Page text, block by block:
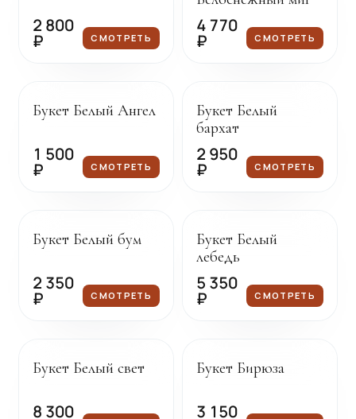
2 800
₽ СМОТРЕТЬ
4 770
₽ СМОТРЕТЬ
Букет Белый Ангел
1 500
₽ СМОТРЕТЬ
Букет Белый
бархат
2 950
₽ СМОТРЕТЬ
Букет Белый бум
2 350
₽ СМОТРЕТЬ
Букет Белый
лебедь
5 350
₽ СМОТРЕТЬ
Букет Белый свет
8 300
Букет Бирюза
3 150